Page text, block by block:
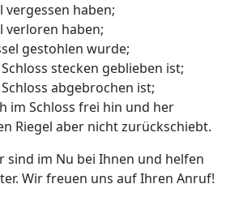
vergessen haben;
verloren haben;
gestohlen wurde;
stecken geblieben ist;
abgebrochen ist;
im Schloss frei hin und her
Riegel aber nicht zurückschiebt.
sind im Nu bei Ihnen und helfen
Wir freuen uns auf Ihren Anruf!